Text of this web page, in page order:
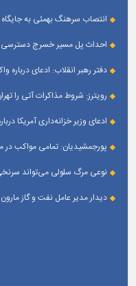
انتصاب سرهنگ بهمئی به
احداث پل مسیر خسرج دسترسی به اهواز را ۶۰
دفتر رهبر انقلاب: ادعای
رویترز: شروط مذاکرات آتی را
ادعای وزیر خزانه‌داری آمریکا
پورجمشیدیان: تمامی مواکب در
نوعی مرگ سلولی می‌تواند
دیدار مدیر عامل نفت و گاز مارون